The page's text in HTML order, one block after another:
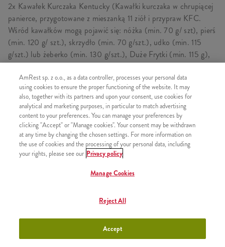
2x Kawałek Kurczaka Kentucky (Kawałki kurczaka w chrupiącej
panierce, przygotowane z mieszanką 11 ziół i przypraw KFC.
Wśród kawałków mogą pojawić się: nóżka (min. 70 g/ szt), pierś
(min. 120 g/ szt.), skrzydło (min. 70 g/szt.), udko (min. 115
g/szt.) lub żeberko (min. 130 g/szt.), Duże Frytki (min. 115 g),
Wielka Dolewka.
SKŁADA SIĘ Z
1x 2 kawałki kurczaka Kentucky
1x Duże Frytki
1x Wielka Dolewka
AmRest sp. z o.o., as a data controller, processes your personal data
using cookies to ensure the proper functioning of the website. It may
also, together with its partners and upon your consent, use cookies for
analytical and marketing purposes, in particular to match advertising
content to your preferences. You can manage your preferences by
clicking "Accept" or "Manage cookies". Your consent may be withdrawn
at any time by changing the chosen settings. For more information on
the use of cookies and the processing of your personal data, including
your rights, please see our Privacy policy
Manage Cookies
Reject All
Accept